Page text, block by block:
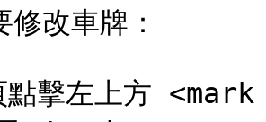
改車牌：
點擊左上方